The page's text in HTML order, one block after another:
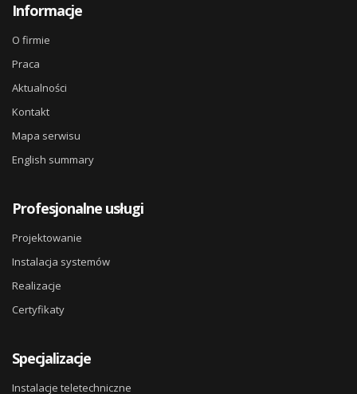
Informacje
O firmie
Praca
Aktualności
Kontakt
Mapa serwisu
English summary
Profesjonalne usługi
Projektowanie
Instalacja systemów
Realizacje
Certyfikaty
Specjalizacje
Instalacje teletechniczne